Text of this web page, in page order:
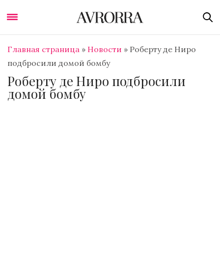
Главная страница » Новости » Роберту де Ниро
подбросили домой бомбу
Роберту де Ниро подбросили
домой бомбу